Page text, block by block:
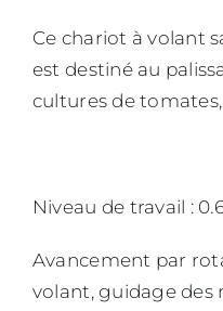
Ce chariot à volant
est destiné au
cultures de
Niveau de travail :
Avancement par
volant, guidage des